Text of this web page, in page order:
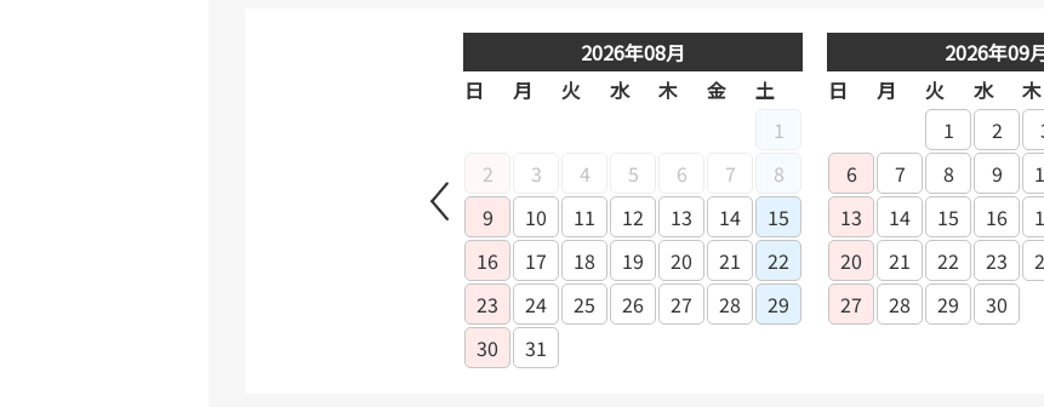
2026年08月
日
月 火 水 木 金
土
1
2
3 4 5 6 7
8
9
10 11 12 13 14
15
16
17 18 19 20 21
22
23
24 25 26 27 28
29
30
31
2026年09
日
月 火 水 木
1
2
6
7 8 9
13
14 15 16
20
21 22 23
27
28 29 30